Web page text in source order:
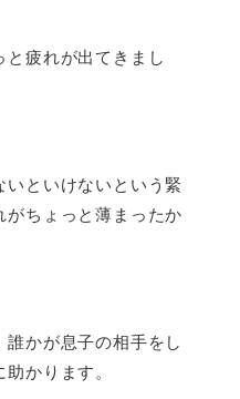
疲れが出てきまし
といけないという緊
ちょっと薄まったか
かが息子の相手をし
かります。